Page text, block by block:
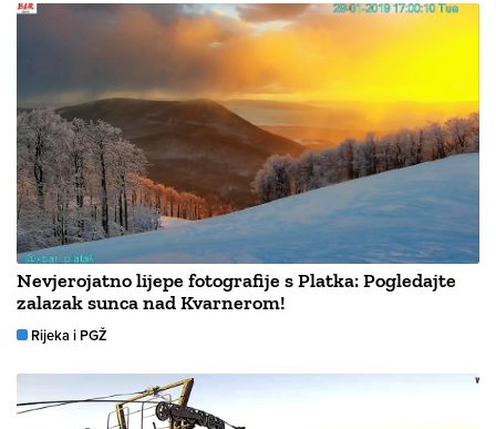
Nevjerojatno lijepe fotografije s Platka: Pogledajte
zalazak sunca nad Kvarnerom!
Rijeka i PGŽ